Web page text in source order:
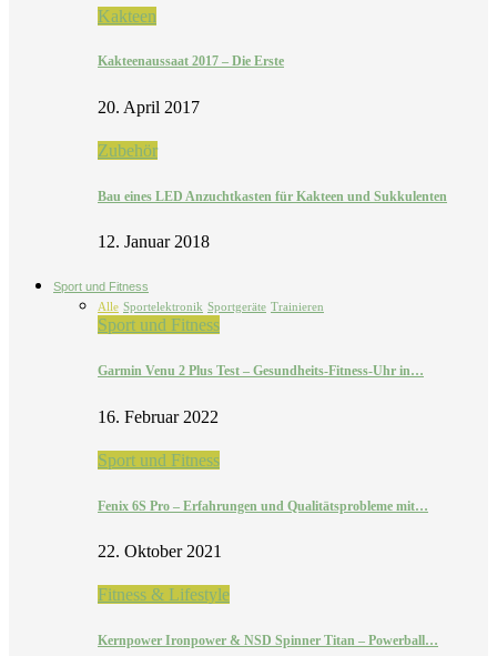
Kakteen
Kakteenaussaat 2017 – Die Erste
20. April 2017
Zubehör
Bau eines LED Anzuchtkasten für Kakteen und Sukkulenten
12. Januar 2018
Sport und Fitness
Alle Sportelektronik Sportgeräte Trainieren
Sport und Fitness
Garmin Venu 2 Plus Test – Gesundheits-Fitness-Uhr in…
16. Februar 2022
Sport und Fitness
Fenix 6S Pro – Erfahrungen und Qualitätsprobleme mit…
22. Oktober 2021
Fitness & Lifestyle
Kernpower Ironpower & NSD Spinner Titan – Powerball…